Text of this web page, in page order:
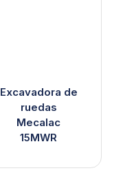
Excavadora de
ruedas
Mecalac
15MWR